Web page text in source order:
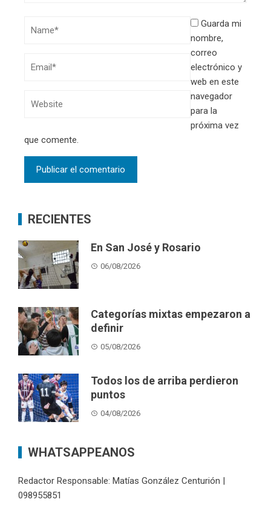
Guarda mi
nombre,
correo
electrónico y
web en este
navegador
para la
próxima vez
que comente.
RECIENTES
En San José y Rosario
06/08/2026
Categorías mixtas empezaron a
definir
05/08/2026
Todos los de arriba perdieron
puntos
04/08/2026
WHATSAPPEANOS
Redactor Responsable: Matías González Centurión |
098955851